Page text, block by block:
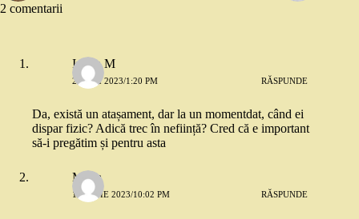
2 comentarii
Iulian M
22 MAI 2023/1:20 PM RĂSPUNDE
Da, există un atașament, dar la un momentdat, când ei
dispar fizic? Adică trec în neființă? Cred că e important
să-i pregătim și pentru asta
Maria
11 IUNIE 2023/10:02 PM RĂSPUNDE